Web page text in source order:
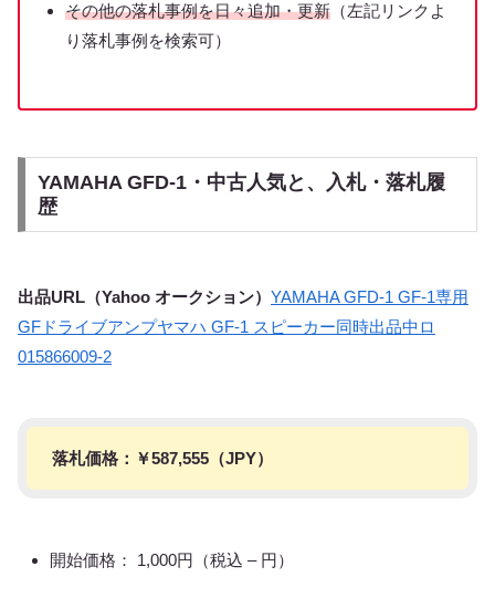
その他の落札事例を日々追加・更新 （左記リンクよ
り落札事例を検索可）
YAMAHA GFD-1・中古人気と、入札・落札履
歴
出品URL（Yahoo オークション） YAMAHA GFD-1 GF-1専用
GFドライブアンプヤマハ GF-1 スピーカー同時出品中ロ
015866009-2
落札価格：￥587,555（JPY）
開始価格： 1,000円（税込 – 円）